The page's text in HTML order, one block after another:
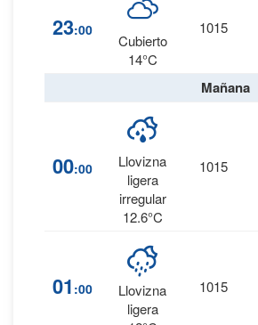
23:00
Cubierto
14°C
1015
Mañana
00:00
Llovizna
ligera
irregular
12.6°C
1015
01 :00
Llovizna
ligera
1015